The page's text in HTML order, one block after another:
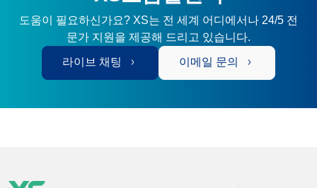
도움이 필요하신가요? XS는 전 세계 어디에서나 24/5 전
문가 지원을 제공해 드리고 있습니다.
라이브 채팅 이메일 문의